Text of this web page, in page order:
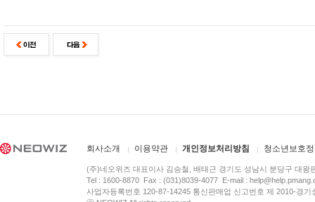
회사소개 이용약관 개인정보처리방침 청소년보호
(주)네오위즈 대표이사 김승철, 배태근 경기도 성남시 분당구 대왕
Tel : 1600-8870 Fax : (031)8039-4077 E-mail :
사업자등록번호 120-87-14245 통신판매업 신고번호 제 2010-경